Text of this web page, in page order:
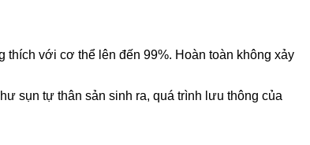
thích với cơ thể lên đến 99%. Hoàn toàn không xảy
sụn tự thân sản sinh ra, quá trình lưu thông của